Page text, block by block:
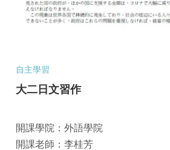
自主學習
大二日文習作
開課學院：外語學院
開課老師：李桂芳